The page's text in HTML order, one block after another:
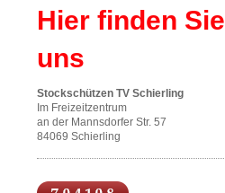
Hier finden Sie
uns
Stockschützen TV Schierling
Im Freizeitzentrum
an der Mannsdorfer Str. 57
84069 Schierling